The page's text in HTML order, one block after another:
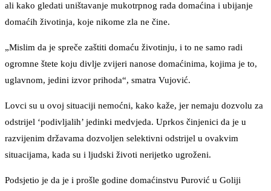
ali kako gledati uništavanje mukotrpnog rada domaćina i ubijanje
domaćih životinja, koje nikome zla ne čine.
„Mislim da je spreče zaštiti domaću životinju, i to ne samo radi
ogromne štete koju divlje zvijeri nanose domaćinima, kojima je to,
uglavnom, jedini izvor prihoda“, smatra Vujović.
Lovci su u ovoj situaciji nemoćni, kako kaže, jer nemaju dozvolu za
odstrijel ‘podivljalih’ jedinki medvjeda. Uprkos činjenici da je u
razvijenim državama dozvoljen selektivni odstrijel u ovakvim
situacijama, kada su i ljudski životi nerijetko ugroženi.
Podsjetio je da je i prošle godine domaćinstvu Purović u Goliji